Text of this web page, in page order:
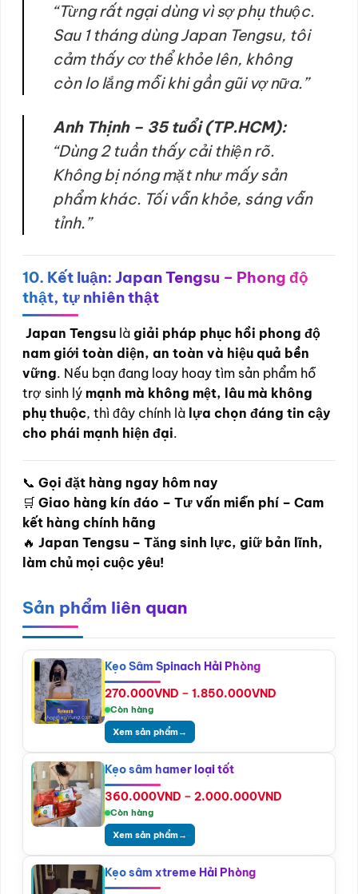
“Từng rất ngại dùng vì sợ phụ thuộc.
Sau 1 tháng dùng Japan Tengsu, tôi
cảm thấy cơ thể khỏe lên, không
còn lo lắng mỗi khi gần gũi vợ nữa.”
Anh Thịnh – 35 tuổi (TP.HCM):
“Dùng 2 tuần thấy cải thiện rõ.
Không bị nóng mặt như mấy sản
phẩm khác. Tối vẫn khỏe, sáng vẫn
tỉnh.”
10. Kết luận: Japan Tengsu – Phong độ
thật, tự nhiên thật
Japan Tengsu là giải pháp phục hồi phong độ
nam giới toàn diện, an toàn và hiệu quả bền
vững. Nếu bạn đang loay hoay tìm sản phẩm hỗ
trợ sinh lý mạnh mà không mệt, lâu mà không
phụ thuộc, thì đây chính là lựa chọn đáng tin cậy
cho phái mạnh hiện đại.
📞 Gọi đặt hàng ngay hôm nay
🛒 Giao hàng kín đáo – Tư vấn miễn phí – Cam
kết hàng chính hãng
🔥 Japan Tengsu – Tăng sinh lực, giữ bản lĩnh,
làm chủ mọi cuộc yêu!
Sản phẩm liên quan
Kẹo Sâm Spinach Hải Phòng
270.000VND – 1.850.000VND
đến
Còn hàng
Xem sản phẩm→
Kẹo sâm hamer loại tốt
360.000VND – 2.000.000VND
đến
Còn hàng
Xem sản phẩm→
Kẹo sâm xtreme Hải Phòng